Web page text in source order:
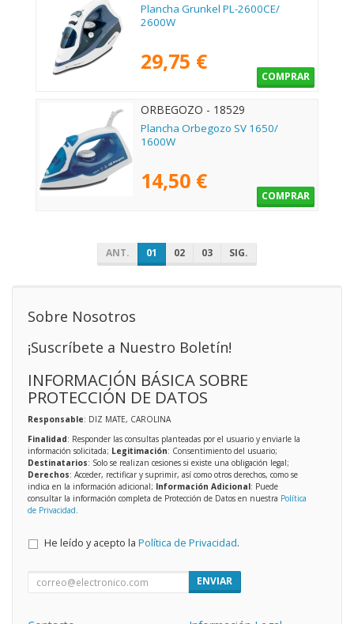
Plancha Grunkel PL-2600CE/
2600W
29,75 €
COMPRAR
ORBEGOZO - 18529
Plancha Orbegozo SV 1650/
1600W
14,50 €
COMPRAR
ANT. 01 02 03 SIG.
Sobre Nosotros
¡Suscríbete a Nuestro Boletín!
INFORMACIÓN BÁSICA SOBRE
PROTECCIÓN DE DATOS
Responsable: DIZ MATE, CAROLINA
Finalidad: Responder las consultas planteadas por el usuario y enviarle la
información solicitada; Legitimación: Consentimiento del usuario;
Destinatarios: Solo se realizan cesiones si existe una obligación legal;
Derechos: Acceder, rectificar y suprimir, así como otros derechos, como se
indica en la información adicional; Información Adicional: Puede
consultar la información completa de Protección de Datos en nuestra Política
de Privacidad.
He leído y acepto la Política de Privacidad.
ENVIAR